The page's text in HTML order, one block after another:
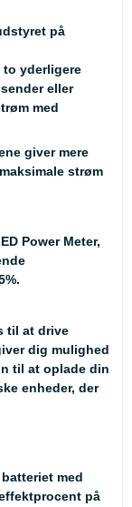
på
yderligere
eller
med
giver mere
strøm
Power Meter,
til at drive
dig mulighed
til at oplade din
enheder, der
med
på